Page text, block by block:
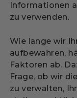
Informationen
zu verwenden.
Wie lange wir
aufbewahren,
Faktoren ab.
Frage, ob wir
zu verwalten,